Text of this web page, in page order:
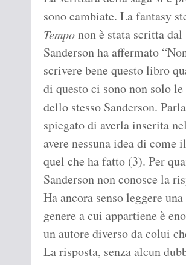
sono cambiate. La fantasy
Temponon è stata scritta
Sanderson ha affermato
scrivere bene questo libro
di questo ci sono non solo
dello stesso Sanderson.
spiegato di averla inserita
avere nessuna idea di
quel che ha fatto (3). Per
Sanderson non conosce la
Ha ancora senso leggere
genere a cui appartiene è
un autore diverso da colui
La risposta, senza alcun